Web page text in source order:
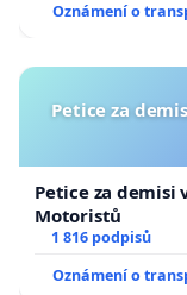
Oznámení o
Petice za
Petice za demisi
Motoristů
1 816 podpisů
Oznámení o